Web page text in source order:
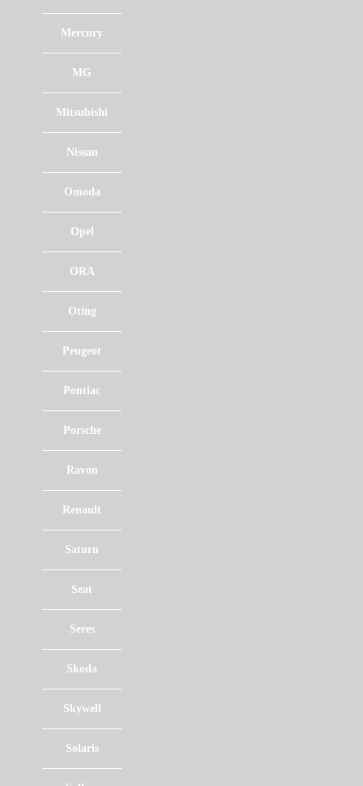
Mercury
MG
Mitsubishi
Nissan
Omoda
Opel
ORA
Oting
Peugeot
Pontiac
Porsche
Ravon
Renault
Saturn
Seat
Seres
Skoda
Skywell
Solaris